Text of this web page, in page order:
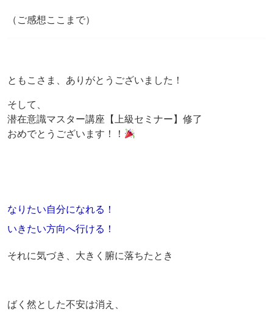
（ご感想ここまで）
ともこさま、ありがとうございました！
そして、
潜在意識マスター講座【上級セミナー】修了
おめでとうございます！！
なりたい自分になれる！
いきたい方向へ行ける！
それに気づき、大きく腑に落ちたとき
ばく然とした不安は消え、